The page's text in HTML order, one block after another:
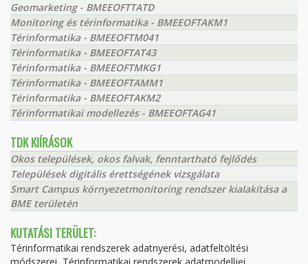
Geomarketing - BMEEOFTTATD
Monitoring és térinformatika - BMEEOFTAKM1
Térinformatika - BMEEOFTM041
Térinformatika - BMEEOFTAT43
Térinformatika - BMEEOFTMKG1
Térinformatika - BMEEOFTAMM1
Térinformatika - BMEEOFTAKM2
Térinformatikai modellezés - BMEEOFTAG41
TDK KIÍRÁSOK
Okos települések, okos falvak, fenntartható fejlődés
Települések digitális érettségének vizsgálata
Smart Campus környezetmonitoring rendszer kialakítása a
BME területén
KUTATÁSI TERÜLET:
Térinformatikai rendszerek adatnyerési, adatfeltöltési